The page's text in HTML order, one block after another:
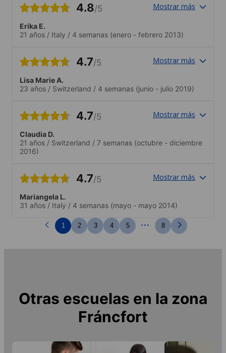
4.8/5 Mostrar más
Erika E.
21 años / Italy / 4 semanas (enero - febrero 2013)
4.7/5 Mostrar más
Lisa Marie A.
23 años / Switzerland / 4 semanas (junio - julio 2019)
4.7/5 Mostrar más
Claudia D.
21 años / Switzerland / 7 semanas (octubre - diciembre
2016)
4.7/5 Mostrar más
Mariangela L.
31 años / Italy / 4 semanas (mayo - mayo 2014)
1 2 3 4 5 ... 8
Otras escuelas en la zona
Fráncfort